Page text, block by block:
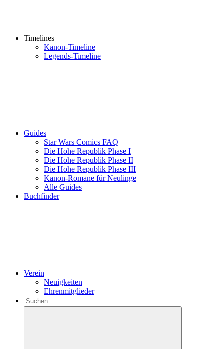
Timelines
Kanon-Timeline
Legends-Timeline
Guides
Star Wars Comics FAQ
Die Hohe Republik Phase I
Die Hohe Republik Phase II
Die Hohe Republik Phase III
Kanon-Romane für Neulinge
Alle Guides
Buchfinder
Verein
Neuigkeiten
Ehrenmitglieder
Search
Suchen
nach: